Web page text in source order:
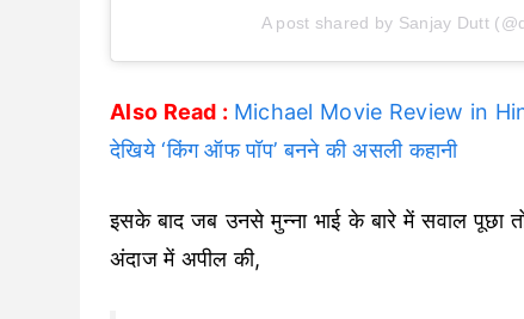
A post shared by Sanjay Dutt
Also Read : Michael Movie Review in
देखिये ‘किंग ऑफ पॉप’ बनने की असली कहानी
इसके बाद जब उनसे मुन्ना भाई के बारे में सवाल पूछा
अंदाज में अपील की,